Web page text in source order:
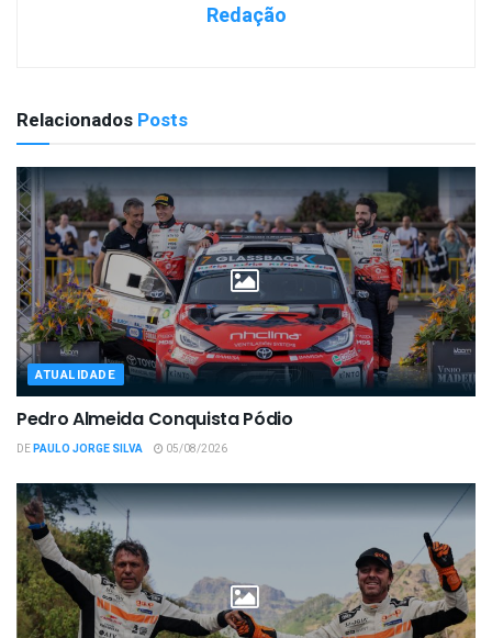
Redação
Relacionados Posts
ATUALIDADE
Pedro Almeida Conquista Pódio
DEPAULO JORGE SILVA 05/08/2026